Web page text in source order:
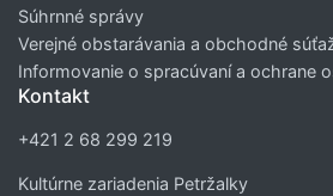
Súhrnné správy
Verejné obstarávania a obchodné
Informovanie o spracúvaní a ochrane
Kontakt
+421 2 68 299 219
Kultúrne zariadenia Petržalky